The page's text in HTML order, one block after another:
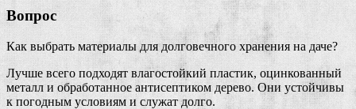
Вопрос
Как выбрать материалы для долговечного хранения на даче?
Лучше всего подходят влагостойкий пластик, оцинкованный
металл и обработанное антисептиком дерево. Они устойчивы
к погодным условиям и служат долго.